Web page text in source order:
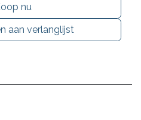
nu
aan verlanglijst